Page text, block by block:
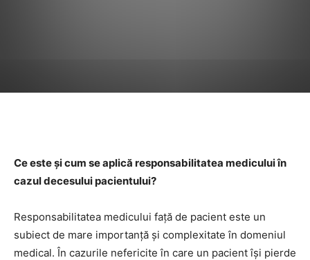
Ce este și cum se aplică responsabilitatea medicului în
cazul decesului pacientului?
Responsabilitatea medicului față de pacient este un
subiect de mare importanță și complexitate în domeniul
medical. În cazurile nefericite în care un pacient își pierde